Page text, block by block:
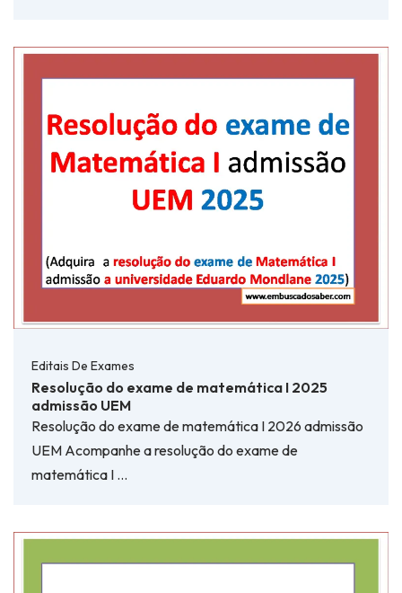
Editais De Exames
Resolução do exame de matemática I 2025
admissão UEM
Resolução do exame de matemática I 2026 admissão
UEM Acompanhe a resolução do exame de
matemática I …